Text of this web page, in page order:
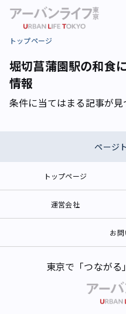
トップページ
堀切菖蒲園駅の和食
情報
条件に当てはまる記事が見
ページ
トップページ
運営会社
お問
東京で「つながる